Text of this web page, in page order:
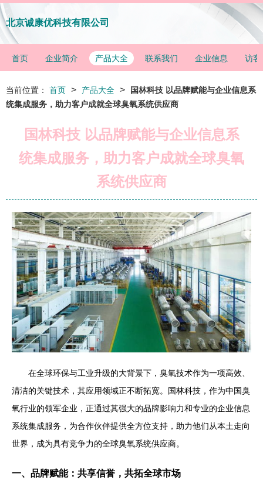
北京诚康优科技有限公司
首页 企业简介 产品大全 联系我们 企业信息 访客
当前位置： 首页 > 产品大全 >
国林科技 以品牌赋能与企业信息系
统集成服务，助力客户成就全球臭氧系统供应商
国林科技 以品牌赋能与企业信息系
统集成服务，助力客户成就全球臭氧
系统供应商
在全球环保与工业升级的大背景下，臭氧技术作为一项高效、
清洁的关键技术，其应用领域正不断拓宽。国林科技，作为中国臭
氧行业的领军企业，正通过其强大的品牌影响力和专业的企业信息
系统集成服务，为合作伙伴提供全方位支持，助力他们从本土走向
世界，成为具有竞争力的全球臭氧系统供应商。
一、品牌赋能：共享信誉，共拓全球市场